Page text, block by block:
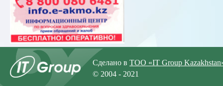
Сделано в ТОО «IT Group
© 2004 - 2021